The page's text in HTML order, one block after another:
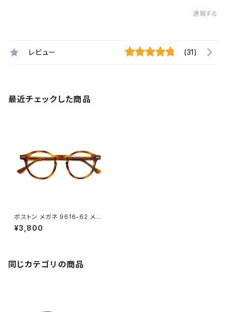
通報する
レビュー (31)
最近チェックした商品
ボストン メガネ 9616-62 メン
ズ レディース ユニセックス 丸メ
ガネ 眼鏡 フレーム 太い 太め
¥3,800
同じカテゴリの商品